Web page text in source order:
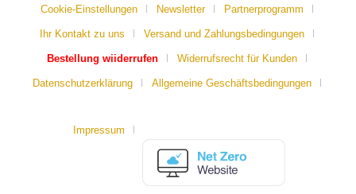
Cookie-Einstellungen Newsletter Partnerprogramm
Ihr Kontakt zu uns Versand und Zahlungsbedingungen
Bestellung wiiderrufen Widerrufsrecht für Kunden
Datenschutzerklärung Allgemeine Geschäftsbedingungen
Impressum